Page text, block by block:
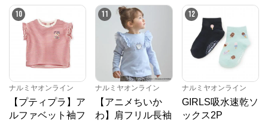
10
ナルミヤオンライン
【プティプラ】ア
ルファベット袖フ
11
ナルミヤオンライン
【アニメちいか
わ】肩フリル長袖
12
ナルミヤオンライン
GIRLS吸水速乾ソ
ックス2P